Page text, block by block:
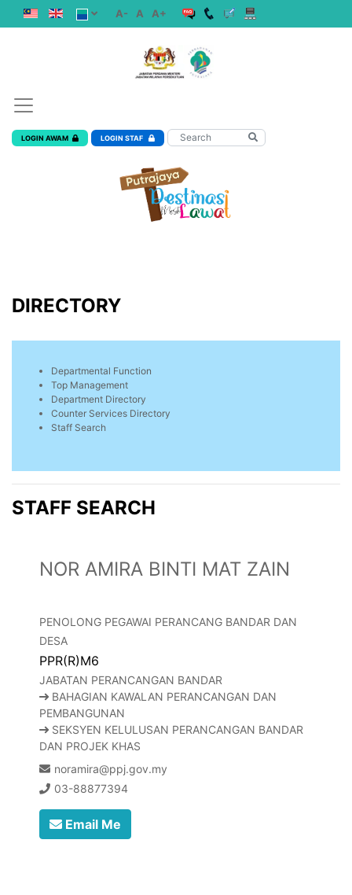
A- A A+
LOGIN AWAM LOGIN STAF
DIRECTORY
Departmental Function
Top Management
Department Directory
Counter Services Directory
Staff Search
STAFF SEARCH
NOR AMIRA BINTI MAT ZAIN
PENOLONG PEGAWAI PERANCANG BANDAR DAN
DESA
PPR(R)M6
JABATAN PERANCANGAN BANDAR
BAHAGIAN KAWALAN PERANCANGAN DAN
PEMBANGUNAN
SEKSYEN KELULUSAN PERANCANGAN BANDAR
DAN PROJEK KHAS
noramira@ppj.gov.my
03-88877394
Email Me